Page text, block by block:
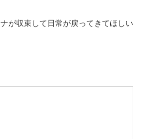
が収束して日常が戻ってきてほしい